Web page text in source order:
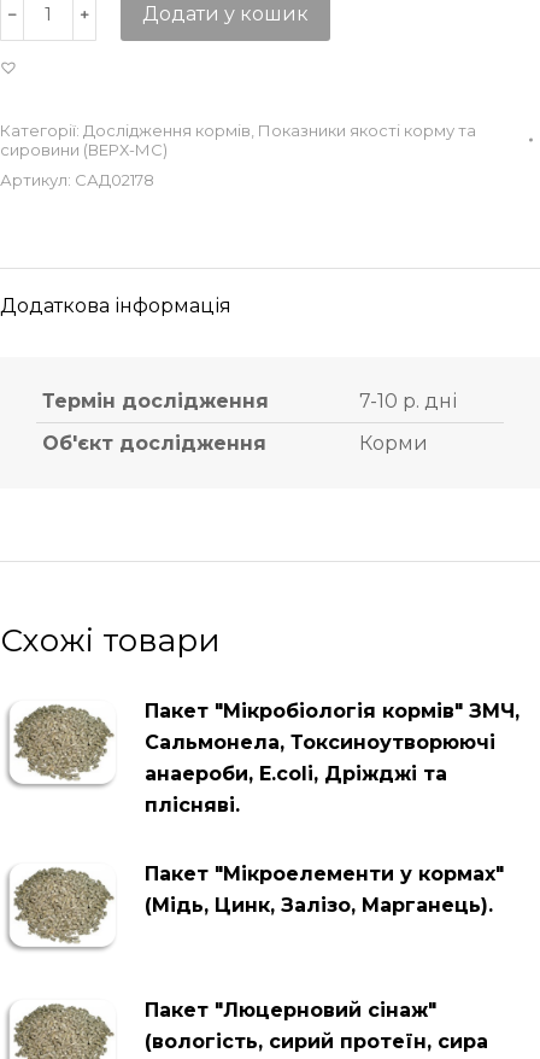
Додати у кошик
Категорії: Дослідження кормів Показники якості корму та
сировини (ВЕРХ-МС)
Артикул: САД02178
Додаткова інформація
Термін дослідження
7-10 р. дні
Об'єкт дослідження
Корми
Схожі товари
Пакет "Мікробіологія кормів" ЗМЧ,
Сальмонела, Токсиноутворюючі
анаероби, Е.colі, Дріжджі та
плісняві.
Пакет "Мікроелементи у кормах"
(Мідь, Цинк, Залізо, Марганець).
Пакет "Люцерновий сінаж"
(вологість, сирий протеїн, сира